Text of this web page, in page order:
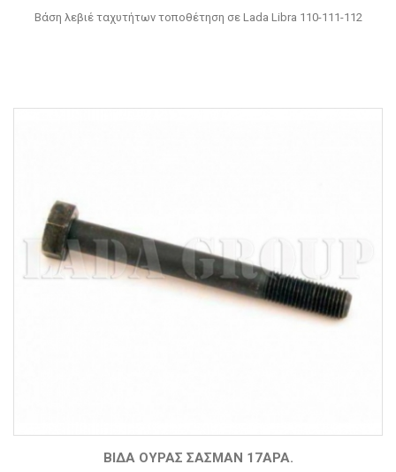
Βάση λεβιέ ταχυτήτων τοποθέτηση σε Lada Libra 110-111-112
ΒΊΔΑ ΟΥΡΆΣ ΣΑΣΜΆΝ 17ΆΡΑ.